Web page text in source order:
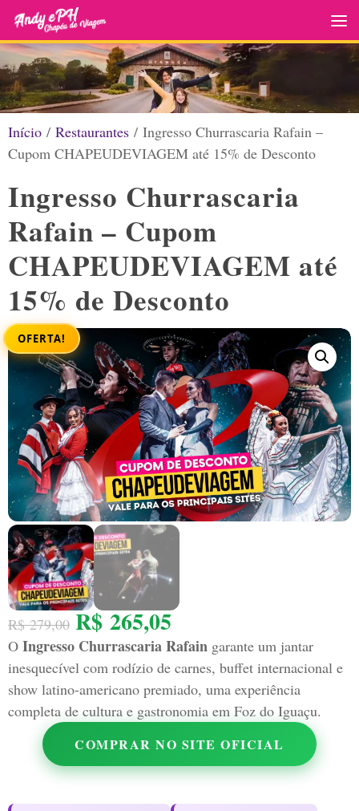
Skip to content
Início / Restaurantes / Ingresso Churrascaria Rafain –
Cupom CHAPEUDEVIAGEM até 15% de Desconto
Ingresso Churrascaria
Rafain – Cupom
CHAPEUDEVIAGEM até
15% de Desconto
OFERTA!
R$279,00 R$265,05
O Ingresso Churrascaria Rafain garante um jantar
inesquecível com rodízio de carnes, buffet internacional e
show latino-americano premiado, uma experiência
completa de cultura e gastronomia em Foz do Iguaçu.
COMPRAR NO SITE OFICIAL